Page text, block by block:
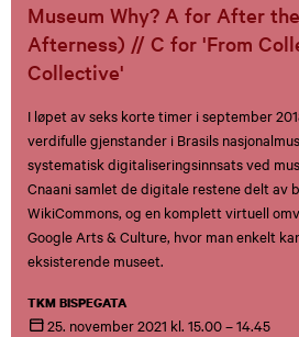
Museum Why? A for After
Afterness) // C for 'From
Collective'
I løpet av seks korte timer i september
verdifulle gjenstander i Brasils
systematisk digitaliseringsinnsats ved
Cnaani samlet de digitale restene delt av
WikiCommons, og en komplett virtuell
Google Arts & Culture, hvor man enkelt
eksisterende museet.
TKM BISPEGATA
25. november2021 kl. 15.00 – 14.45